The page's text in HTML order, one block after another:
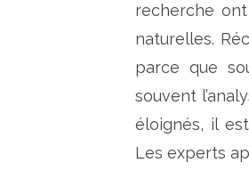
recherche
naturelles.
parce que
souvent
éloignés, il
Les experts